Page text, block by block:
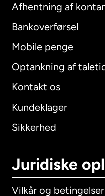
Afhentning af
Bankoverførsel
Mobile penge
Optankning af
Kontakt os
Kundeklager
Sikkerhed
Juridiske
Vilkår og betingelser